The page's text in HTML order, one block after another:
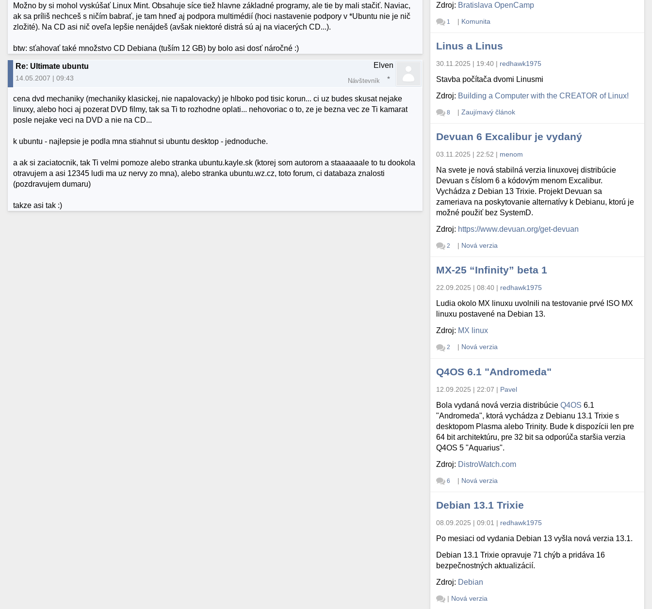
Možno by si mohol vyskúšať Linux Mint. Obsahuje síce tiež hlavne základné programy, ale tie by mali stačiť. Naviac,
ak sa príliš nechceš s ničím babrať, je tam hneď aj podpora multimédií (hoci nastavenie podpory v *Ubuntu nie je nič
zložité). Na CD asi nič oveľa lepšie nenájdeš (avšak niektoré distrá sú aj na viacerých CD...).
btw: sťahovať také množstvo CD Debiana (tuším 12 GB) by bolo asi dosť náročné :)
Re: Ultimate ubuntu
14.05.2007 | 09:43
Elven
Návštevník
cena dvd mechaniky (mechaniky klasickej, nie napalovacky) je hlboko pod tisic korun... ci uz budes skusat nejake
linuxy, alebo hoci aj pozerat DVD filmy, tak sa Ti to rozhodne oplati... nehovoriac o to, ze je bezna vec ze Ti kamarat
posle nejake veci na DVD a nie na CD...
k ubuntu - najlepsie je podla mna stiahnut si ubuntu desktop - jednoduche.
a ak si zaciatocnik, tak Ti velmi pomoze alebo stranka ubuntu.kayle.sk (ktorej som autorom a staaaaaale to tu dookola
otravujem a asi 12345 ludi ma uz nervy zo mna), alebo stranka ubuntu.wz.cz, toto forum, ci databaza znalosti
(pozdravujem dumaru)
takze asi tak :)
Zdroj: Bratislava OpenCamp
1 | Komunita
Linus a Linus
30.11.2025 | 19:40 | redhawk1975
Stavba počítača dvomi Linusmi
Zdroj: Building a Computer with the CREATOR of Linux!
8 | Zaujímavý článok
Devuan 6 Excalibur je vydaný
03.11.2025 | 22:52 | menom
Na svete je nová stabilná verzia linuxovej distribúcie
Devuan s číslom 6 a kódovým menom Excalibur.
Vychádza z Debian 13 Trixie. Projekt Devuan sa
zameriava na poskytovanie alternatívy k Debianu, ktorú je
možné použiť bez SystemD.
Zdroj: https://www.devuan.org/get-devuan
2 | Nová verzia
MX-25 “Infinity” beta 1
22.09.2025 | 08:40 | redhawk1975
Ludia okolo MX linuxu uvolnili na testovanie prvé ISO MX
linuxu postavené na Debian 13.
Zdroj: MX linux
2 | Nová verzia
Q4OS 6.1 "Andromeda"
12.09.2025 | 22:07 | Pavel
Bola vydaná nová verzia distribúcieQ4OS 6.1
"Andromeda", ktorá vychádza z Debianu 13.1 Trixie s
desktopom Plasma alebo Trinity. Bude k dispozícii len pre
64 bit architektúru, pre 32 bit sa odporúča staršia verzia
Q4OS 5 "Aquarius".
Zdroj: DistroWatch.com
6 | Nová verzia
Debian 13.1 Trixie
08.09.2025 | 09:01 | redhawk1975
Po mesiaci od vydania Debian 13 vyšla nová verzia 13.1.
Debian 13.1 Trixie opravuje 71 chýb a pridáva 16
bezpečnostných aktualizácií.
Zdroj: Debian
| Nová verzia